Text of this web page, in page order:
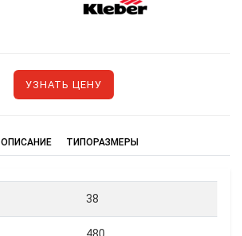
УЗНАТЬ ЦЕНУ
ОПИСАНИЕ ТИПОРАЗМЕРЫ
38